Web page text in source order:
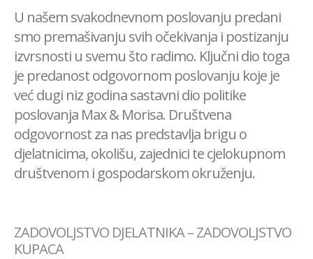
U našem svakodnevnom poslovanju predani
smo premašivanju svih očekivanja i postizanju
izvrsnosti u svemu što radimo. Ključni dio toga
je predanost odgovornom poslovanju koje je
već dugi niz godina sastavni dio politike
poslovanja Max & Morisa. Društvena
odgovornost za nas predstavlja brigu o
djelatnicima, okolišu, zajednici te cjelokupnom
društvenom i gospodarskom okruženju.
ZADOVOLJSTVO DJELATNIKA – ZADOVOLJSTVO
KUPACA